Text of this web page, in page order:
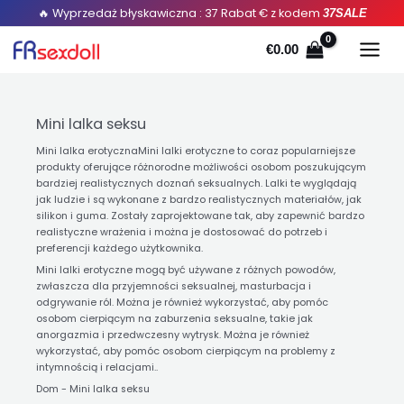
Przejdź
treści
🔥 Wyprzedaż błyskawiczna : 37 Rabat € z kodem 37SALE
€0.00
Mini lalka seksu
Mini lalka erotycznaMini lalki erotyczne to coraz popularniejsze
produkty oferujące różnorodne możliwości osobom poszukującym
bardziej realistycznych doznań seksualnych. Lalki te wyglądają
jak ludzie i są wykonane z bardzo realistycznych materiałów, jak
silikon i guma. Zostały zaprojektowane tak, aby zapewnić bardzo
realistyczne wrażenia i można je dostosować do potrzeb i
preferencji każdego użytkownika.
Mini lalki erotyczne mogą być używane z różnych powodów,
zwłaszcza dla przyjemności seksualnej, masturbacja i
odgrywanie ról. Można je również wykorzystać, aby pomóc
osobom cierpiącym na zaburzenia seksualne, takie jak
anorgazmia i przedwczesny wytrysk. Można je również
wykorzystać, aby pomóc osobom cierpiącym na problemy z
intymnością i relacjami..
Dom - Mini lalka seksu
Posortowane
według
popularności